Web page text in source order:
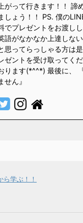
上がって行きます！！ 諦
しょう！！ PS. 僕の
でプレゼントをお渡し
語がなかなか上達しな
思ってらっしゃる方は
ゼントを受け取ってく
ります(*^^*) 最後に、
せん』
ら学ぶ！！